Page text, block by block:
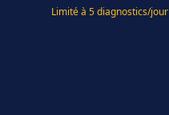
Limité à 5 diagnostics/jour